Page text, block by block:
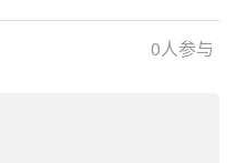
0人参与